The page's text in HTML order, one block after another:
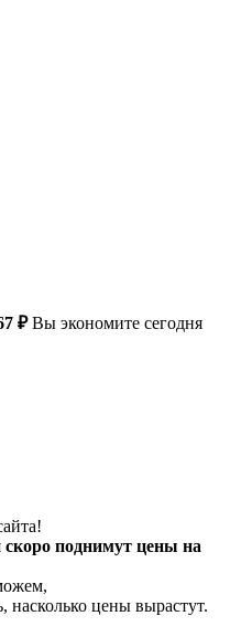
₽Вы экономите сегодня
поднимут цены на
насколько цены вырастут.